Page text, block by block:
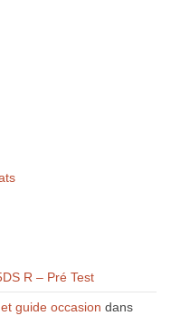
R – Pré Test
guide occasion dans